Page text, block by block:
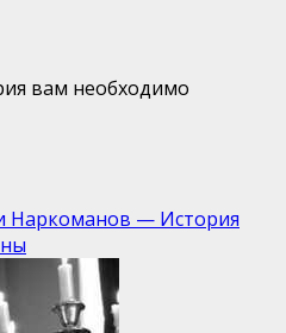
вам необходимо
Наркоманов — История